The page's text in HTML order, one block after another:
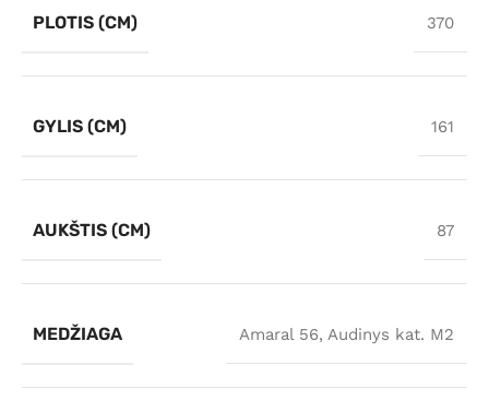
PLOTIS (CM) 370
GYLIS (CM) 161
AUKŠTIS (CM) 87
MEDŽIAGA Amaral 56, Audinys kat. M2